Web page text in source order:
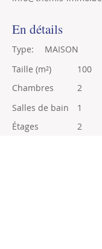
En détails
Type:
MAISON
Taille (m²)
Chambres
100
2
Salles de bain
1
Étages
2